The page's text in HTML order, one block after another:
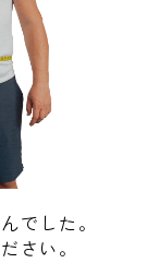
でした。
さい。